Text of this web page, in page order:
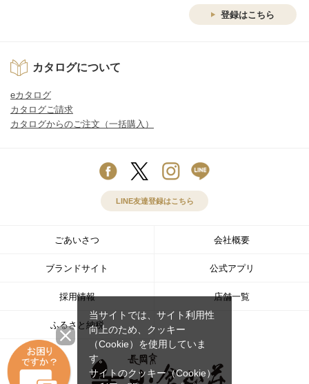
登録はこちら
カタログについて
eカタログ
カタログご請求
カタログからのご注文（一括購入）
LINE友達登録はこちら
ごあいさつ 会社概要
ブランドサイト 公式アプリ
採用情報 店舗一覧
ふるさと納税
当サイトでは、サイト利用性
向上のため、クッキー
（Cookie）を使用していま
す。
サイトのクッキー（Cookie）